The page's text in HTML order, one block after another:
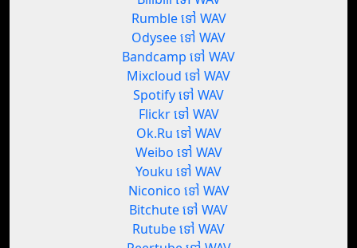
Rumble ទៅ WAV
Odysee ទៅ WAV
Bandcamp ទៅ WAV
Mixcloud ទៅ WAV
Spotify ទៅ WAV
Flickr ទៅ WAV
Ok.Ru ទៅ WAV
Weibo ទៅ WAV
Youku ទៅ WAV
Niconico ទៅ WAV
Bitchute ទៅ WAV
Rutube ទៅ WAV